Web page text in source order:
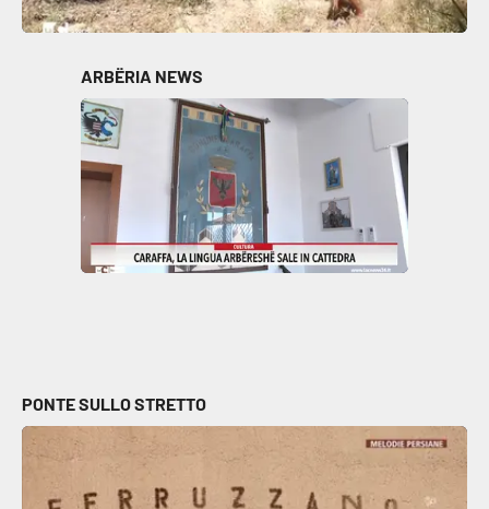
Leggendo Alvaro insieme
Imprese Di Calabria
Le perfidie di Antonella Grippo
Venti di comunicazione
LaC TV
LaC Network
ARBËRIA NEWS
PONTE SULLO STRETTO